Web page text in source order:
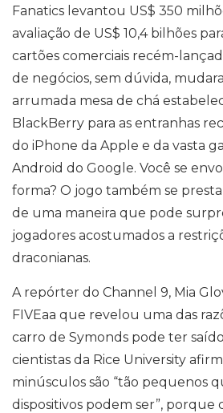
Fanatics levantou US$ 350
avaliação de US$ 10,4 bilhões
cartões comerciais recém-
de negócios, sem dúvida,
arrumada mesa de chá
BlackBerry para as entranhas
do iPhone da Apple e da vasta
Android do Google. Você se
forma? O jogo também se
de uma maneira que pode
jogadores acostumados a
draconianas.
A repórter do Channel 9, Mia
FIVEaa que revelou uma das
carro de Symonds pode ter
cientistas da Rice University
minúsculos são “tão pequenos
dispositivos podem ser”, porque